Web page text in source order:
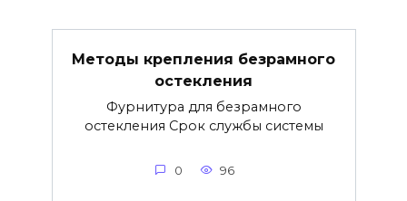
Методы крепления безрамного
остекления
Фурнитура для безрамного
остекления Срок службы системы
0 96